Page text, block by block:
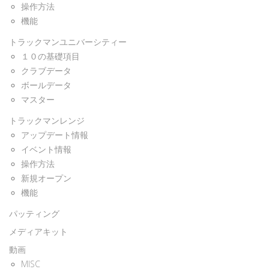
操作方法
機能
トラックマンユニバーシティー
１０の基礎項目
クラブデータ
ボールデータ
マスター
トラックマンレンジ
アップデート情報
イベント情報
操作方法
新規オープン
機能
パッティング
メディアキット
動画
MISC